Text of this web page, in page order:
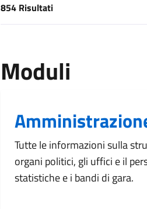
[results]
854 Risultati
Moduli
Tutte le informazioni sulla
organi politici, gli uffici e il
statistiche e i bandi di gara.